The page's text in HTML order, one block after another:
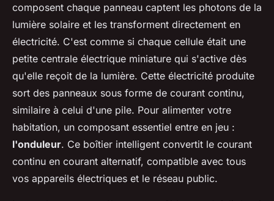
composent chaque panneau captent les photons de la
lumière solaire et les transforment directement en
électricité. C'est comme si chaque cellule était une
petite centrale électrique miniature qui s'active dès
qu'elle reçoit de la lumière. Cette électricité produite
sort des panneaux sous forme de courant continu,
similaire à celui d'une pile. Pour alimenter votre
habitation, un composant essentiel entre en jeu :
l'onduleur. Ce boîtier intelligent convertit le courant
continu en courant alternatif, compatible avec tous
vos appareils électriques et le réseau public.